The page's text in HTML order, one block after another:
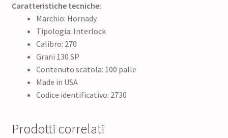
Caratteristiche tecniche:
Marchio: Hornady
Tipologia: Interlock
Calibro: 270
Grani 130 SP
Contenuto scatola: 100 palle
Made in USA
Codice identificativo: 2730
Prodotti correlati